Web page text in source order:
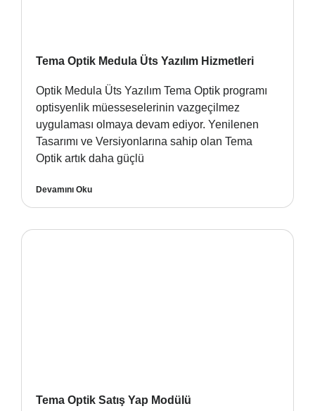
Tema Optik Medula Üts Yazılım Hizmetleri
Optik Medula Üts Yazılım Tema Optik programı
optisyenlik müesseselerinin vazgeçilmez
uygulaması olmaya devam ediyor. Yenilenen
Tasarımı ve Versiyonlarına sahip olan Tema
Optik artık daha güçlü
Devamını Oku
Tema Optik Satış Yap Modülü